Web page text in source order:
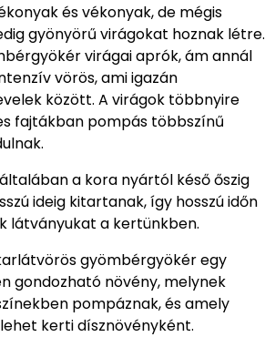
és vékonyak, de mégis
gyönyörű virágokat hoznak létre.
virágai aprók, ám annál
vörös, ami igazán
között. A virágok többnyire
fajtákban pompás többszínű
a kora nyártól késő őszig
ideig kitartanak, így hosszú időn
látványukat a kertünkben.
gyömbérgyökér egy
gondozható növény, melynek
pompáznak, és amely
kerti dísznövényként.